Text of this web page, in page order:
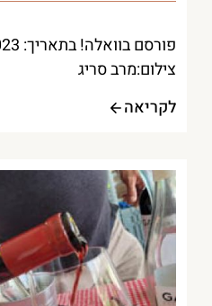
פורסם בוואלה! בתאריך: 16/05/2023
צילום:מרב סריג
לקריאה